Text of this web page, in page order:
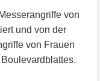
von
und von der
von Frauen